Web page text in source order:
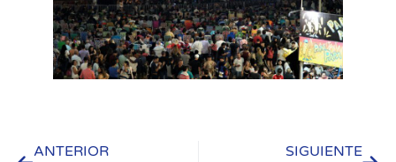
ANTERIOR SIGUIENTE